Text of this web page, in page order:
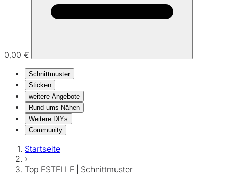
0,00 €
Schnittmuster
Sticken
weitere Angebote
Rund ums Nähen
Weitere DIYs
Community
Startseite
›
Top ESTELLE | Schnittmuster